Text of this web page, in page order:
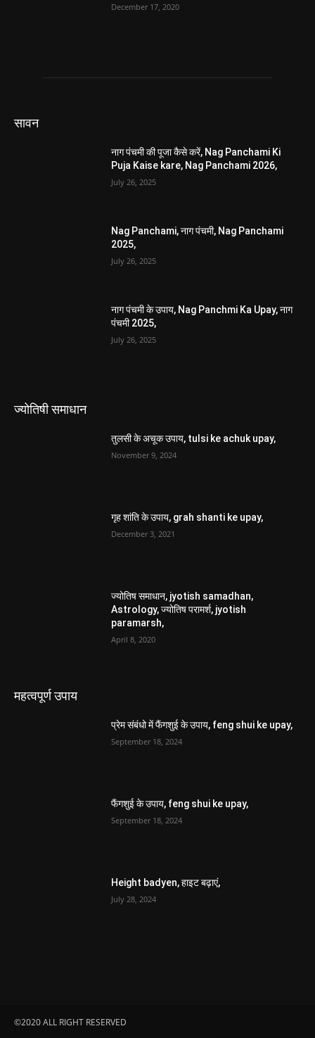
December 17, 2020
सावन
नाग पंचमी की पूजा कैसे करें, Nag Panchami Ki
Puja Kaise kare, Nag Panchami 2026,
July 26, 2025
Nag Panchami, नाग पंचमी, Nag Panchami
2025,
July 26, 2025
नाग पंचमी के उपाय, Nag Panchmi Ka Upay, नाग
पंचमी 2025,
July 26, 2025
ज्योतिषी समाधान
तुलसी के अचूक उपाय, tulsi ke achuk upay,
November 9, 2024
गृह शांति के उपाय, grah shanti ke upay,
December 3, 2021
ज्योतिष समाधान, jyotish samadhan,
Astrology, ज्योतिष परामर्श, jyotish
paramarsh,
April 8, 2020
महत्वपूर्ण उपाय
प्रेम संबंधो में फैंगशुई के उपाय, feng shui ke upay,
September 18, 2024
फैंगशुई के उपाय, feng shui ke upay,
September 18, 2024
Height badyen, हाइट बढ़ाएं,
July 28, 2024
©2020 ALL RIGHT RESERVED